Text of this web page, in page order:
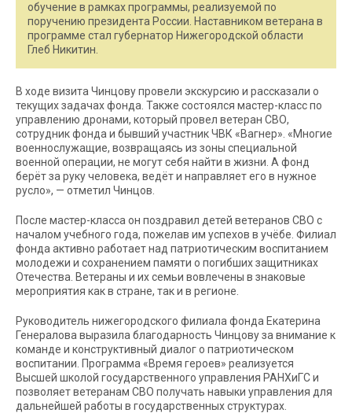
обучение в рамках программы, реализуемой по
поручению президента России. Наставником ветерана в
программе стал губернатор Нижегородской области
Глеб Никитин.
В ходе визита Чинцову провели экскурсию и рассказали о
текущих задачах фонда. Также состоялся мастер-класс по
управлению дронами, который провел ветеран СВО,
сотрудник фонда и бывший участник ЧВК «Вагнер». «Многие
военнослужащие, возвращаясь из зоны специальной
военной операции, не могут себя найти в жизни. А фонд
берёт за руку человека, ведёт и направляет его в нужное
русло», — отметил Чинцов.
После мастер-класса он поздравил детей ветеранов СВО с
началом учебного года, пожелав им успехов в учёбе. Филиал
фонда активно работает над патриотическим воспитанием
молодежи и сохранением памяти о погибших защитниках
Отечества. Ветераны и их семьи вовлечены в знаковые
мероприятия как в стране, так и в регионе.
Руководитель нижегородского филиала фонда Екатерина
Генералова выразила благодарность Чинцову за внимание к
команде и конструктивный диалог о патриотическом
воспитании. Программа «Время героев» реализуется
Высшей школой государственного управления РАНХиГС и
позволяет ветеранам СВО получать навыки управления для
дальнейшей работы в государственных структурах.